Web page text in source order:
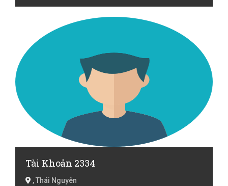
Tài Khoản 2334
, Thái Nguyên